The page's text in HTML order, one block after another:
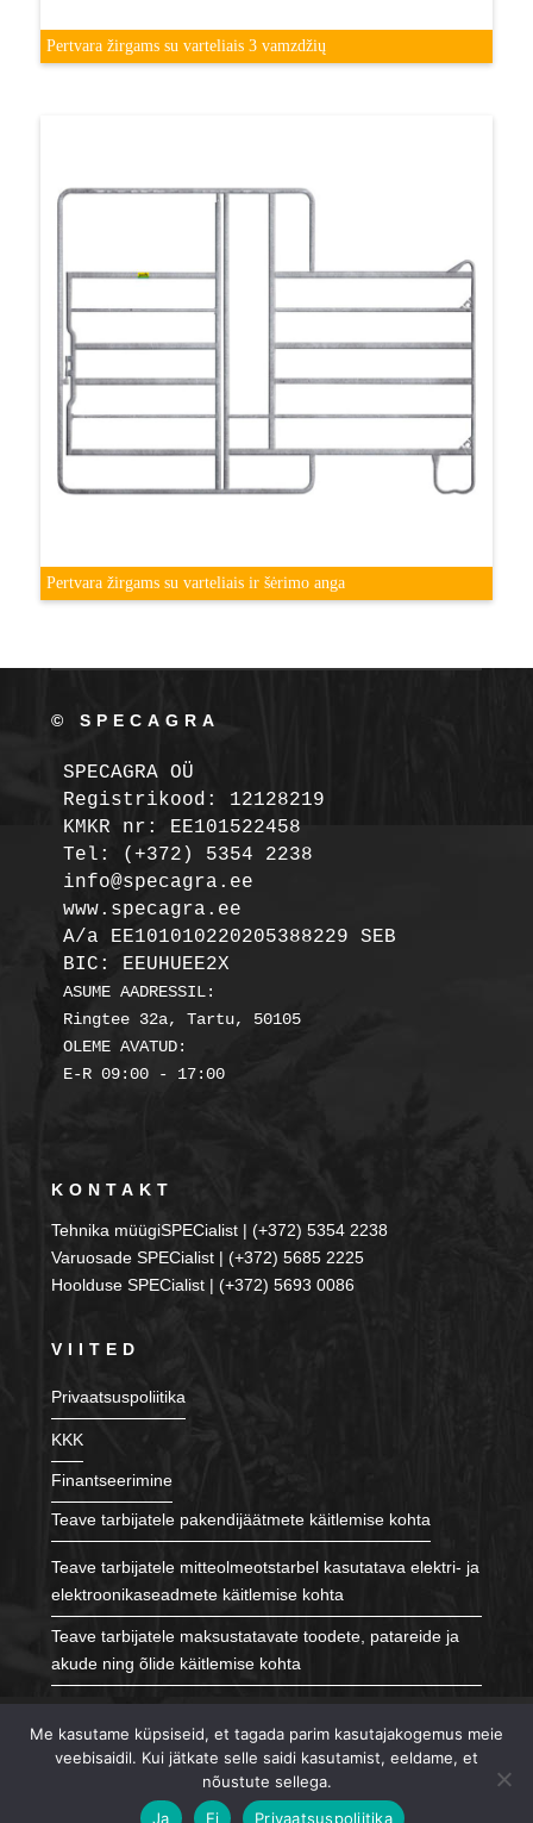
Pertvara žirgams su varteliais 3 vamzdžių
Pertvara žirgams su varteliais ir šėrimo anga
© SPECAGRA
SPECAGRA OÜ
Registrikood: 12128219
KMKR nr: EE101522458
Tel: (+372) 5354 2238
info@specagra.ee
A/a EE101010220205388229 SEB
BIC: EEUHUEE2X
ASUME AADRESSIL:
Ringtee 32a, Tartu, 50105
OLEME AVATUD:
E-R 09:00 - 17:00
KONTAKT
Tehnika müügiSPECialist | (+372) 5354 2238
Varuosade SPECialist | (+372) 5685 2225
Hoolduse SPECialist | (+372) 5693 0086
VIITED
Privaatsuspoliitika
KKK
Finantseerimine
Teave tarbijatele pakendijäätmete käitlemise kohta
Teave tarbijatele mitteolmeotstarbel kasutatava elektri- ja
elektroonikaseadmete käitlemise kohta
Teave tarbijatele maksustatavate toodete, patareide ja
akude ning õlide käitlemise kohta
JÄLGI MEID
Me kasutame küpsiseid, et tagada parim kasutajakogemus meie
veebisaidil. Kui jätkate selle saidi kasutamist, eeldame, et
nõustute sellega.
Ja
Ei Privaatsuspoliitika